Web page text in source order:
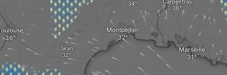
Carpentras
Montpellier
Marseille
Siran